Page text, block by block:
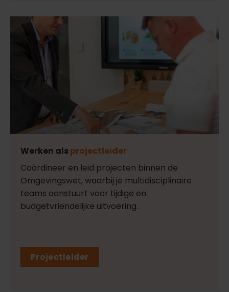
Werken alsprojectleider
Coördineer en leid projecten binnen de
Omgevingswet, waarbij je multidisciplinaire
teams aanstuurt voor tijdige en
budgetvriendelijke uitvoering.
Projectleider